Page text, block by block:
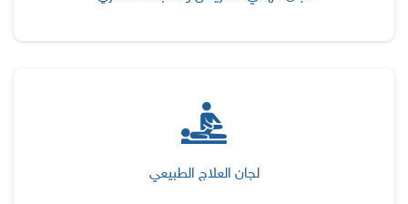
لجان العلاج الطبيعي